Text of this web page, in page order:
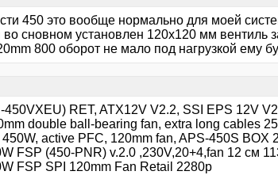
450 это вообще нормально для моей
во сновном установлен 120х120 мм вентиль
800 оборот не мало под нагрузкой ему
RET, ATX12V V2.2, SSI EPS 12V
double ball-bearing fan, extra long cables
active PFC, 120mm fan, APS-450S BOX
FSP (450-PNR) v.2.0 ,230V,20+4,fan 12 см
FSP SPI 120mm Fan Retail 2280р